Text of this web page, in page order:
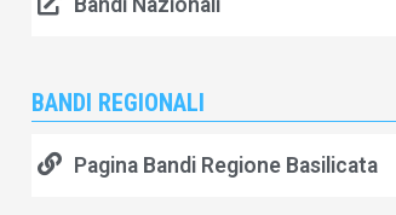
Bandi Nazionali
BANDI REGIONALI
Pagina Bandi Regione Basilicata